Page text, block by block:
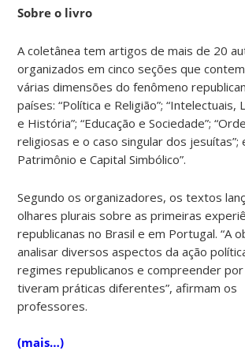
Sobre o livro
A coletânea tem artigos de mais de 20
organizados em cinco seções que
várias dimensões do fenômeno
países: “Política e Religião”; “Intelectuais,
e História”; “Educação e Sociedade”;
religiosas e o caso singular dos jesuítas”;
Patrimônio e Capital Simbólico”.
Segundo os organizadores, os textos
olhares plurais sobre as primeiras
republicanas no Brasil e em Portugal. “A
analisar diversos aspectos da ação
regimes republicanos e compreender
tiveram práticas diferentes”, afirmam os
professores.
(mais…)